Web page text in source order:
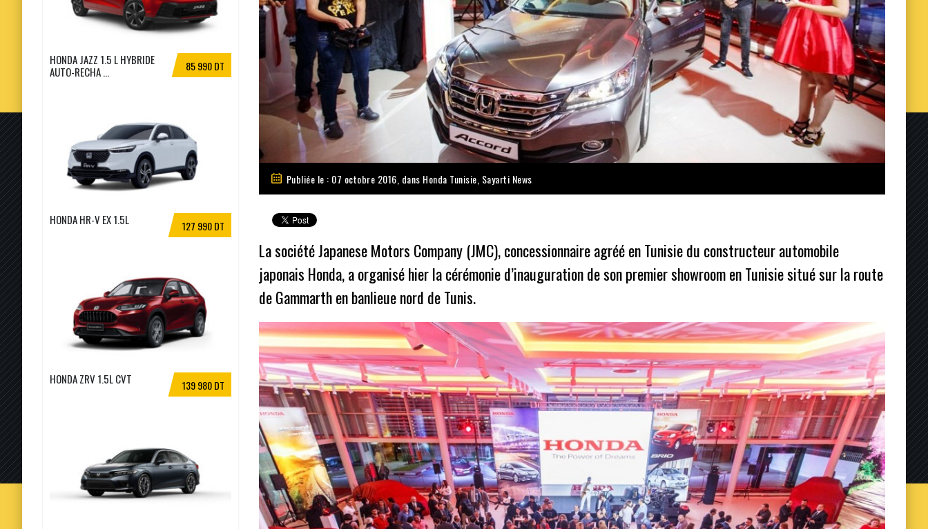
Publiée le : 07 octobre 2016, dans Honda Tunisie Sayarti News
La société Japanese Motors Company (JMC), concessionnaire agréé en Tunisie du constructeur automobile
japonais Honda, a organisé hier la cérémonie d’inauguration de son premier showroom en Tunisie situé sur la route
de Gammarth en banlieue nord de Tunis.
85 990 DT
HONDA JAZZ 1.5 L HYBRIDE
AUTO-RECHA ...
127 990 DT
HONDA HR-V EX 1.5L
139 980 DT
HONDA ZRV 1.5L CVT